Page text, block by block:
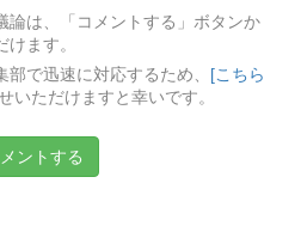
は、「コメントする」ボタンか
ます。
で迅速に対応するため、
[こちら
いただけますと幸いです。
ントする